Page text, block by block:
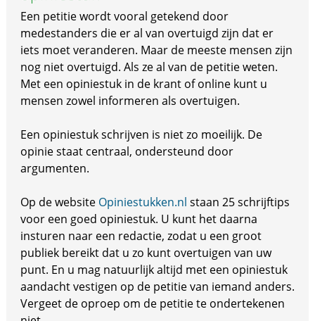
Een petitie wordt vooral getekend door
medestanders die er al van overtuigd zijn dat er
iets moet veranderen. Maar de meeste mensen zijn
nog niet overtuigd. Als ze al van de petitie weten.
Met een opiniestuk in de krant of online kunt u
mensen zowel informeren als overtuigen.
Een opiniestuk schrijven is niet zo moeilijk. De
opinie staat centraal, ondersteund door
argumenten.
Op de website Opiniestukken.nl staan 25 schrijftips
voor een goed opiniestuk. U kunt het daarna
insturen naar een redactie, zodat u een groot
publiek bereikt dat u zo kunt overtuigen van uw
punt. En u mag natuurlijk altijd met een opiniestuk
aandacht vestigen op de petitie van iemand anders.
Vergeet de oproep om de petitie te ondertekenen